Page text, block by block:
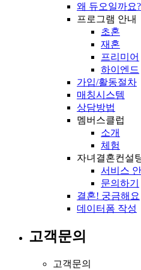
왜 듀오일까요?
프로그램 안내
초혼
재혼
프리미어
하이엔드
가입/활동절차
매칭시스템
상담방법
멤버스클럽
소개
체험
자녀결혼컨설
서비스
문의하기
결혼! 궁금해요
데이터폼 작성
고객문의
고객문의